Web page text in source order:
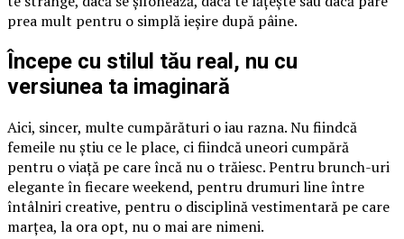
prea mult pentru o simplă ieșire după pâine.
Începe cu stilul tău real, nu cu
versiunea ta imaginară
Aici, sincer, multe cumpărături o iau razna. Nu fiindcă
femeile nu știu ce le place, ci fiindcă uneori cumpără
pentru o viață pe care încă nu o trăiesc. Pentru brunch-uri
elegante în fiecare weekend, pentru drumuri line între
întâlniri creative, pentru o disciplină vestimentară pe care
marțea, la ora opt, nu o mai are nimeni.